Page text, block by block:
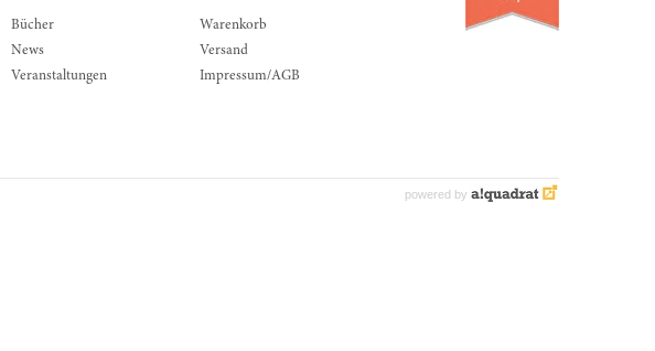
Bücher
News
Veranstaltungen
Warenkorb
Versand
Impressum/AGB
powered by